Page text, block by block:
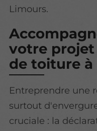
Limours.
votre
de toiture à
Entreprendre une
surtout
cruciale : la